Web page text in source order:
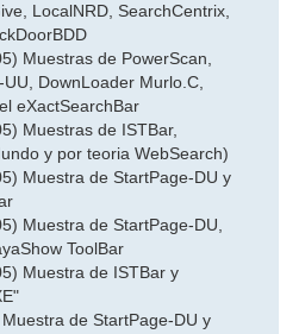
LocalNRD, SearchCentrix,
Muestras de PowerScan,
DownLoader Murlo.C,
eXactSearchBar
Muestras de ISTBar,
y por teoria WebSearch)
Muestra de StartPage-DU y
Muestra de StartPage-DU,
ToolBar
Muestra de ISTBar y
de StartPage-DU y